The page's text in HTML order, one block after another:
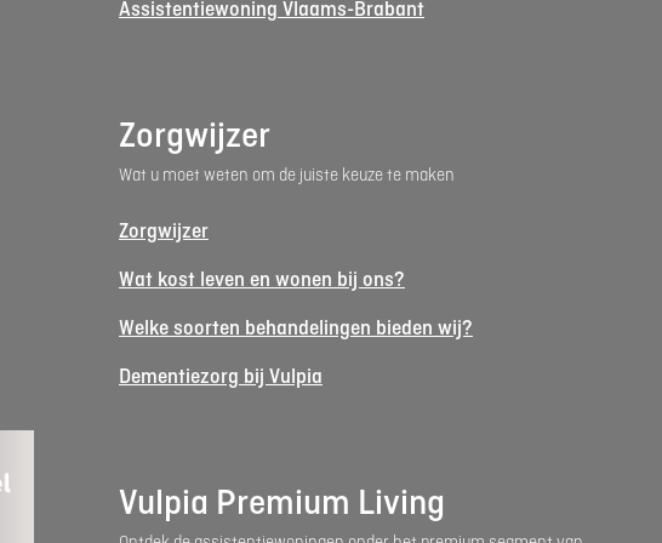
Assistentiewoning Vlaams-Brabant
Zorgwijzer
Wat u moet weten om de juiste keuze te maken
Zorgwijzer
Wat kost leven en wonen bij ons?
Welke soorten behandelingen bieden wij?
Dementiezorg bij Vulpia
Vulpia Premium Living